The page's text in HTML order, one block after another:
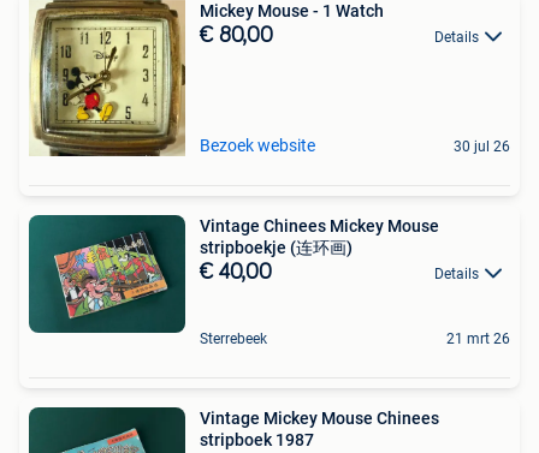
Mickey Mouse - 1 Watch
€ 80,00 Details
Bezoek website 30 jul 26
Vintage Chinees Mickey Mouse
stripboekje (连环画)
€ 40,00 Details
Sterrebeek 21 mrt 26
Vintage Mickey Mouse Chinees
stripboek 1987